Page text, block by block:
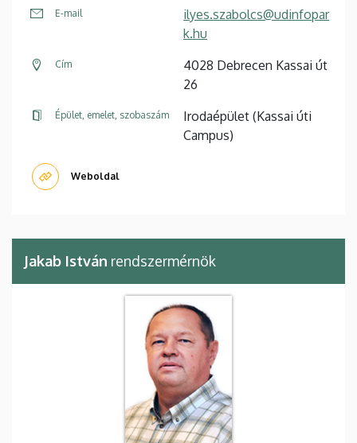
E-mail
ilyes.szabolcs@udinfopar
k.hu
Cím
4028 Debrecen Kassai út
26
Épület, emelet, szobaszám
Irodaépület (Kassai úti
Campus)
Weboldal
Jakab István rendszermérnök